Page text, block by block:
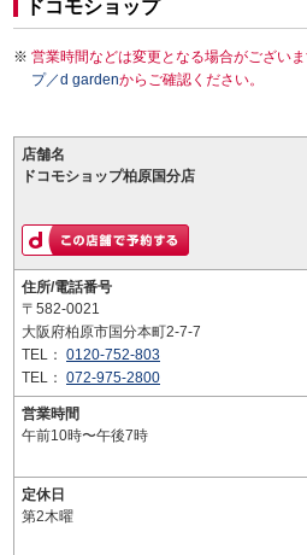
ドコモショップ
営業時間などは変更となる場合がござい
プ／d gardenからご確認ください。
店舗名
ドコモショップ柏原国分店
住所/電話番号
〒582-0021
大阪府柏原市国分本町2-7-7
TEL： 0120-752-803
TEL： 072-975-2800
営業時間
午前10時〜午後7時
定休日
第2木曜